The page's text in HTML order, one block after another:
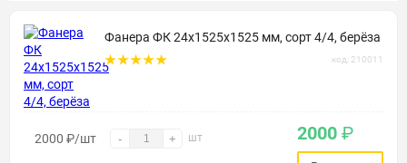
Фанера ФК 24х1525х1525 мм, сорт 4/4, берёза
код: 210011
2000 ₽/шт - + шт 2000 ₽